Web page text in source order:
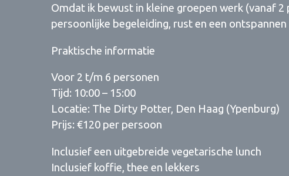
Omdat ik bewust in kleine groepen werk (vanaf
persoonlijke begeleiding, rust en een ontspannen
Praktische informatie
Voor 2 t/m 6 personen
Tijd: 10:00 – 15:00
Locatie: The Dirty Potter, Den Haag (Ypenburg)
Prijs: €120 per persoon
Inclusief een uitgebreide vegetarische lunch
Inclusief koffie, thee en lekkers